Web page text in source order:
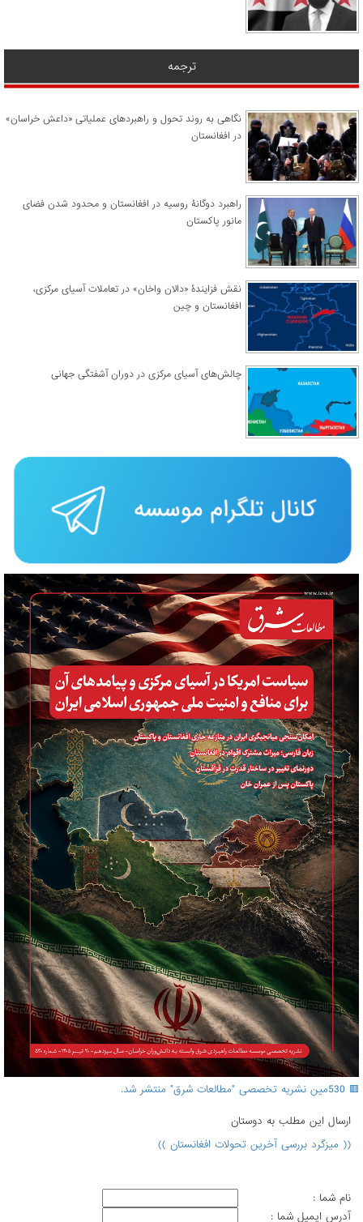
ترجمه
نگاهی به روند تحول و راهبردهای عملیاتی «داعش خراسان»
در افغانستان
راهبرد دوگانۀ روسیه در افغانستان و محدود شدن فضای
مانور پاکستان
نقش فزایندۀ «دالان واخان» در تعاملات آسیای مرکزی،
افغانستان و چین
چالش‌های آسیای مرکزی در دوران آشفتگی جهانی
🟥 530مین نشریه تخصصی "مطالعات شرق" منتشر شد.
ارسال اين مطلب به دوستان
(( میزگرد بررسی آخرین تحولات افغانستان ))
نام شما :
آدرس ايميل شما :